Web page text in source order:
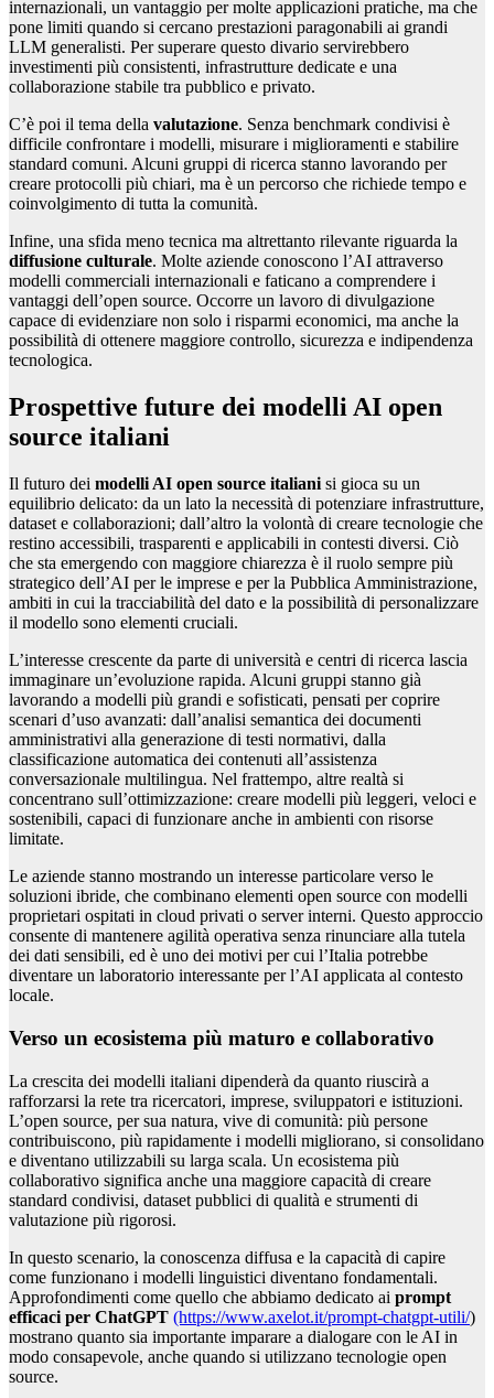
internazionali, un vantaggio per molte applicazioni pratiche, ma che
pone limiti quando si cercano prestazioni paragonabili ai grandi
LLM generalisti. Per superare questo divario servirebbero
investimenti più consistenti, infrastrutture dedicate e una
collaborazione stabile tra pubblico e privato.
C’è poi il tema della valutazione. Senza benchmark condivisi è
difficile confrontare i modelli, misurare i miglioramenti e stabilire
standard comuni. Alcuni gruppi di ricerca stanno lavorando per
creare protocolli più chiari, ma è un percorso che richiede tempo e
coinvolgimento di tutta la comunità.
Infine, una sfida meno tecnica ma altrettanto rilevante riguarda la
diffusione culturale. Molte aziende conoscono l’AI attraverso
modelli commerciali internazionali e faticano a comprendere i
vantaggi dell’open source. Occorre un lavoro di divulgazione
capace di evidenziare non solo i risparmi economici, ma anche la
possibilità di ottenere maggiore controllo, sicurezza e indipendenza
tecnologica.
Prospettive future dei modelli AI open
source italiani
Il futuro dei modelli AI open source italiani si gioca su un
equilibrio delicato: da un lato la necessità di potenziare infrastrutture,
dataset e collaborazioni; dall’altro la volontà di creare tecnologie che
restino accessibili, trasparenti e applicabili in contesti diversi. Ciò
che sta emergendo con maggiore chiarezza è il ruolo sempre più
strategico dell’AI per le imprese e per la Pubblica Amministrazione,
ambiti in cui la tracciabilità del dato e la possibilità di personalizzare
il modello sono elementi cruciali.
L’interesse crescente da parte di università e centri di ricerca lascia
immaginare un’evoluzione rapida. Alcuni gruppi stanno già
lavorando a modelli più grandi e sofisticati, pensati per coprire
scenari d’uso avanzati: dall’analisi semantica dei documenti
amministrativi alla generazione di testi normativi, dalla
classificazione automatica dei contenuti all’assistenza
conversazionale multilingua. Nel frattempo, altre realtà si
concentrano sull’ottimizzazione: creare modelli più leggeri, veloci e
sostenibili, capaci di funzionare anche in ambienti con risorse
limitate.
Le aziende stanno mostrando un interesse particolare verso le
soluzioni ibride, che combinano elementi open source con modelli
proprietari ospitati in cloud privati o server interni. Questo approccio
consente di mantenere agilità operativa senza rinunciare alla tutela
dei dati sensibili, ed è uno dei motivi per cui l’Italia potrebbe
diventare un laboratorio interessante per l’AI applicata al contesto
locale.
Verso un ecosistema più maturo e collaborativo
La crescita dei modelli italiani dipenderà da quanto riuscirà a
rafforzarsi la rete tra ricercatori, imprese, sviluppatori e istituzioni.
L’open source, per sua natura, vive di comunità: più persone
contribuiscono, più rapidamente i modelli migliorano, si consolidano
e diventano utilizzabili su larga scala. Un ecosistema più
collaborativo significa anche una maggiore capacità di creare
standard condivisi, dataset pubblici di qualità e strumenti di
valutazione più rigorosi.
In questo scenario, la conoscenza diffusa e la capacità di capire
come funzionano i modelli linguistici diventano fondamentali.
Approfondimenti come quello che abbiamo dedicato ai prompt
efficaci per ChatGPT (https://www.axelot.it/prompt-chatgpt-utili/)
mostrano quanto sia importante imparare a dialogare con le AI in
modo consapevole, anche quando si utilizzano tecnologie open
source.